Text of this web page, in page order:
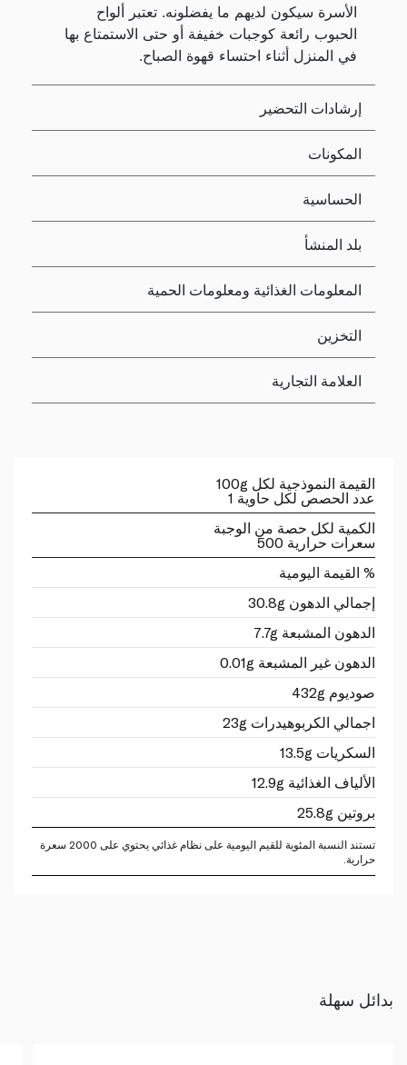
الأسرة سيكون لديهم ما يفضلونه. تعتبر ألواح
الحبوب رائعة كوجبات خفيفة أو حتى الاستمتاع بها
في المنزل أثناء احتساء قهوة الصباح.
إرشادات التحضير
المكونات
الحساسية
بلد المنشأ
المعلومات الغذائية ومعلومات الحمية
التخزين
العلامة التجارية
القيمة النموذجية لكل 100g
عدد الحصص لكل حاوية 1
الكمية لكل حصة من الوجبة
سعرات حرارية 500
% القيمة اليومية
إجمالي الدهون 30.8g
الدهون المشبعة 7.7g
الدهون غير المشبعة 0.01g
صوديوم 432g
اجمالي الكربوهيدرات 23g
السكريات 13.5g
الألياف الغذائية 12.9g
بروتين 25.8g
تستند النسبة المئوية للقيم اليومية على نظام غذائي يحتوي على 2000 سعرة
حرارية.
بدائل سهلة